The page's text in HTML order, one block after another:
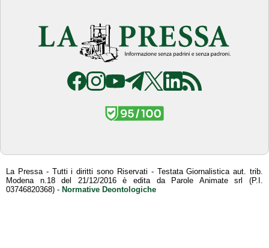
La Pressa - Tutti i diritti sono Riservati - Testata Giornalistica aut. trib.
Modena n.18 del 21/12/2016 è edita da Parole Animate srl (P.I.
03746820368) - Normative Deontologiche